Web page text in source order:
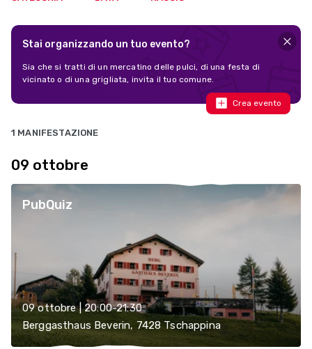
Stai organizzando un tuo evento?
Sia che si tratti di un mercatino delle pulci, di una festa di
vicinato o di una grigliata, invita il tuo comune.
Crea evento
1 MANIFESTAZIONE
09 ottobre
PubQuiz
09 ottobre | 20:00-21:30
Berggasthaus Beverin, 7428 Tschappina